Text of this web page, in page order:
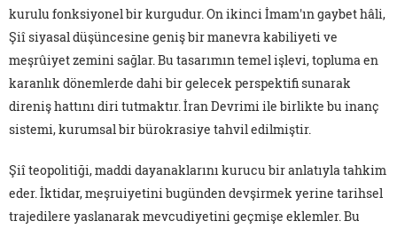
kurulu fonksiyonel bir kurgudur. On ikinci İmam'ın gaybet hâli,
Şiî siyasal düşüncesine geniş bir manevra kabiliyeti ve
meşrûiyet zemini sağlar. Bu tasarımın temel işlevi, topluma en
karanlık dönemlerde dahi bir gelecek perspektifi sunarak
direniş hattını diri tutmaktır. İran Devrimi ile birlikte bu inanç
sistemi, kurumsal bir bürokrasiye tahvil edilmiştir.
Şiî teopolitiği, maddi dayanaklarını kurucu bir anlatıyla tahkim
eder. İktidar, meşruiyetini bugünden devşirmek yerine tarihsel
trajedilere yaslanarak mevcudiyetini geçmişe eklemler. Bu